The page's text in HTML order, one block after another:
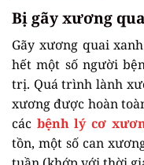
Bị gãy xương
Gãy xương quai
hết một số người
trị. Quá trình lành
xương được hoàn
các bệnh lý cơ
tồn, một số can